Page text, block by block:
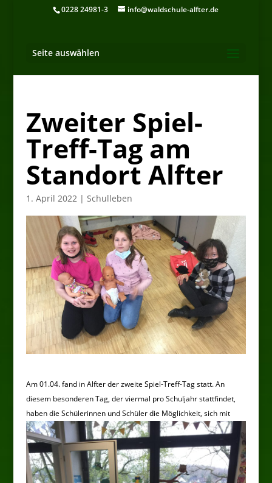
0228 24981-3 info@waldschule-alfter.de
Seite auswählen
Zweiter Spiel-
Treff-Tag am
Standort Alfter
1. April 2022| Schulleben
Am 01.04. fand in Alfter der zweite Spiel-Treff-Tag statt. An
diesem besonderen Tag, der viermal pro Schuljahr stattfindet,
haben die Schülerinnen und Schüler die Möglichkeit, sich mit